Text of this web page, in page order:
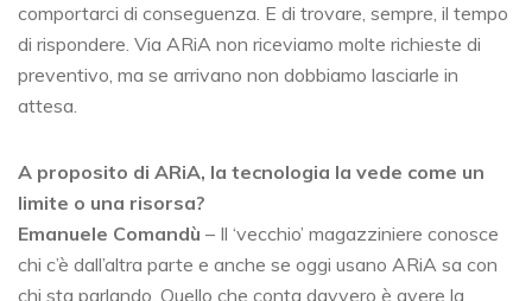
comportarci di conseguenza. E di trovare, sempre, il tempo
di rispondere. Via ARiA non riceviamo molte richieste di
preventivo, ma se arrivano non dobbiamo lasciarle in
attesa.
A proposito di ARiA, la tecnologia la vede come un
limite o una risorsa?
Emanuele Comandù – Il ‘vecchio’ magazziniere conosce
chi c’è dall’altra parte e anche se oggi usano ARiA sa con
chi sta parlando. Quello che conta davvero è avere la